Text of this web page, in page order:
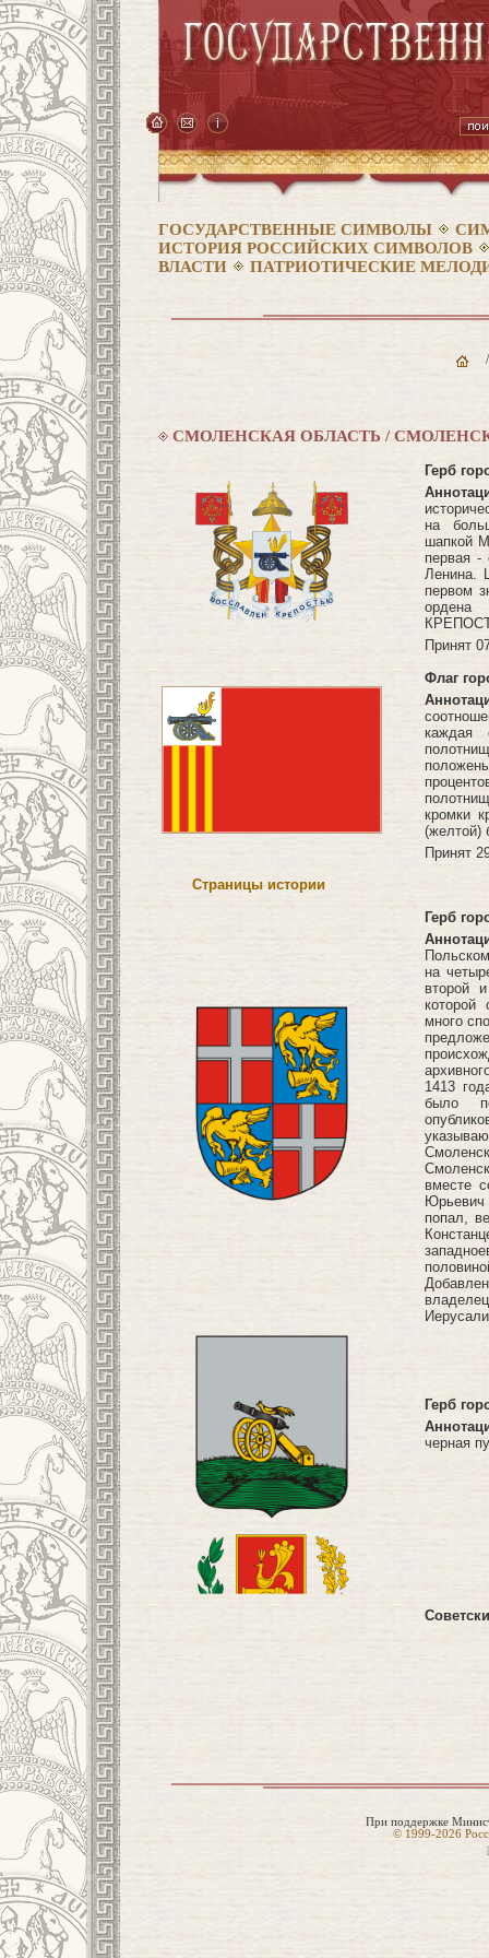
ГОСУДАРСТВЕННЫЕ СИМВОЛЫ
ИСТОРИЯ РОССИЙСКИХ СИМВОЛОВ
ВЛАСТИ
ПАТРИОТИЧЕСКИЕ
СМОЛЕНСКАЯ ОБЛАСТЬ /
Герб
на
шапкой
первая -
Ленина.
первом
Принят
Флаг
каждая
кромки
(желтой)
Принят
Страницы истории
Герб
на
второй
которой
много
1413
было
вместе
попал,
Герб
черная
При поддержке
© 1999-2026